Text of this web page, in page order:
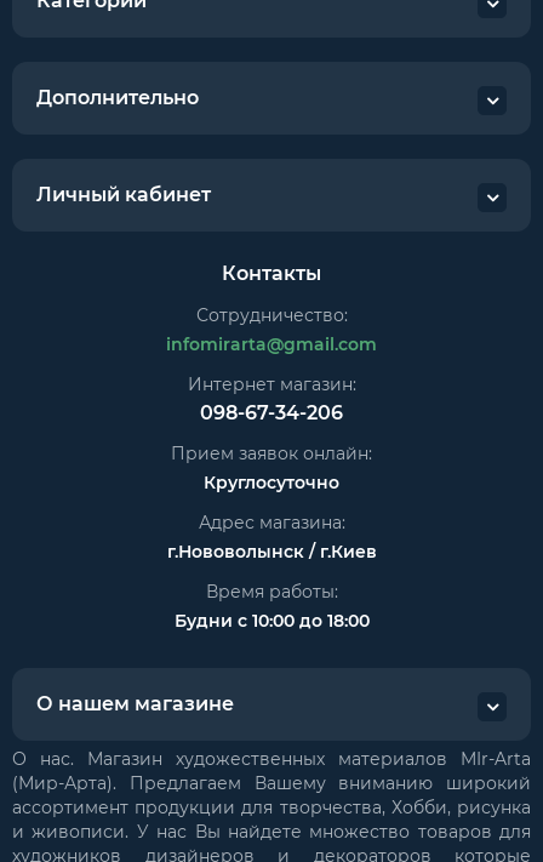
Дополнительно
Личный кабинет
Контакты
Сотрудничество:
infomirarta@gmail.com
Интернет магазин:
098-67-34-206
Прием заявок онлайн:
Круглосуточно
Адрес магазина:
г.Нововолынск / г.Киев
Время работы:
Будни с 10:00 до 18:00
О нашем магазине
О нас. Магазин художественных материалов MIr-Arta
(Мир-Арта). Предлагаем Вашему вниманию широкий
ассортимент продукции для творчества, Хобби, рисунка
и живописи. У нас Вы найдете множество товаров для
художников дизайнеров и декораторов которые